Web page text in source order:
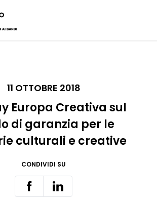
11 OTTOBRE 2018
Europa Creativa sul
di garanzia per le
culturali e creative
CONDIVIDI SU